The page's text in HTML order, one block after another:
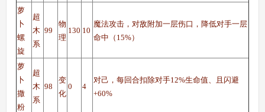
萝
卜
螺
旋
超
木
系
99
物
理
130 10
魔法攻击，对敌附加一层伤口，降低对手一层
命中（15%）
萝
卜
撒
粉
超
木
系
98
变
化
0 4
对己，每回合扣除对手12%生命值、且闪避
+60%